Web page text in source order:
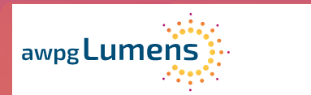
Overslaan en naar de inhoud gaan